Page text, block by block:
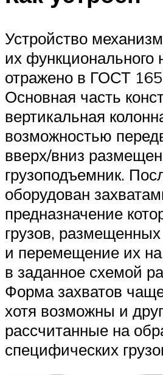
Устройство
их функционального
отражено в ГОСТ
Основная часть
вертикальная
возможностью
вверх/вниз размещен
грузоподъемник.
оборудован
предназначение
грузов,
и перемещение их
в заданное схемой
Форма захватов
хотя возможны и
рассчитанные на
специфических